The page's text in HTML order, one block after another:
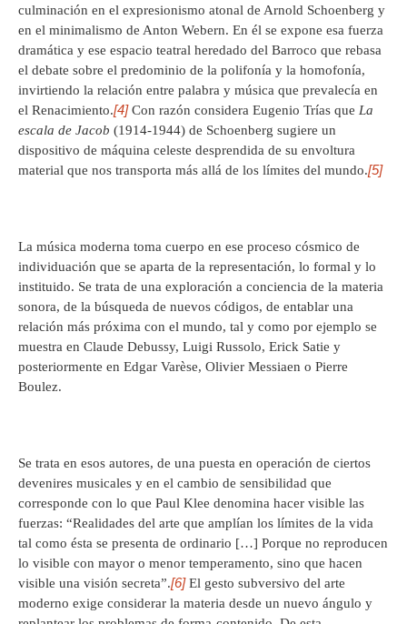
culminación en el expresionismo atonal de Arnold Schoenberg y
en el minimalismo de Anton Webern. En él se expone esa fuerza
dramática y ese espacio teatral heredado del Barroco que rebasa
el debate sobre el predominio de la polifonía y la homofonía,
invirtiendo la relación entre palabra y música que prevalecía en
el Renacimiento.[4]Con razón considera Eugenio Trías que La
escala de Jacob (1914-1944) de Schoenberg sugiere un
dispositivo de máquina celeste desprendida de su envoltura
material que nos transporta más allá de los límites del mundo.[5]
La música moderna toma cuerpo en ese proceso cósmico de
individuación que se aparta de la representación, lo formal y lo
instituido. Se trata de una exploración a conciencia de la materia
sonora, de la búsqueda de nuevos códigos, de entablar una
relación más próxima con el mundo, tal y como por ejemplo se
muestra en Claude Debussy, Luigi Russolo, Erick Satie y
posteriormente en Edgar Varèse, Olivier Messiaen o Pierre
Boulez.
Se trata en esos autores, de una puesta en operación de ciertos
devenires musicales y en el cambio de sensibilidad que
corresponde con lo que Paul Klee denomina hacer visible las
fuerzas: “Realidades del arte que amplían los límites de la vida
tal como ésta se presenta de ordinario […] Porque no reproducen
lo visible con mayor o menor temperamento, sino que hacen
visible una visión secreta”.[6]El gesto subversivo del arte
moderno exige considerar la materia desde un nuevo ángulo y